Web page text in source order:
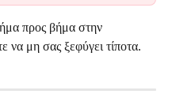
προς βήμα στην
να μη σας ξεφύγει τίποτα.